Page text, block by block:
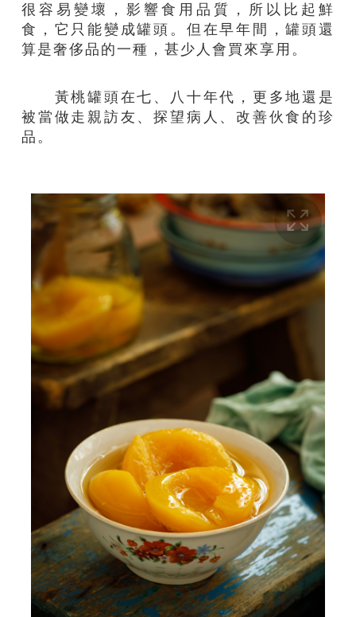
很容易變壞，影響食用品質，所以比起鮮
食，它只能變成罐頭。但在早年間，罐頭還
算是奢侈品的一種，甚少人會買來享用。
黃桃罐頭在七、八十年代，更多地還是
被當做走親訪友、探望病人、改善伙食的珍
品。